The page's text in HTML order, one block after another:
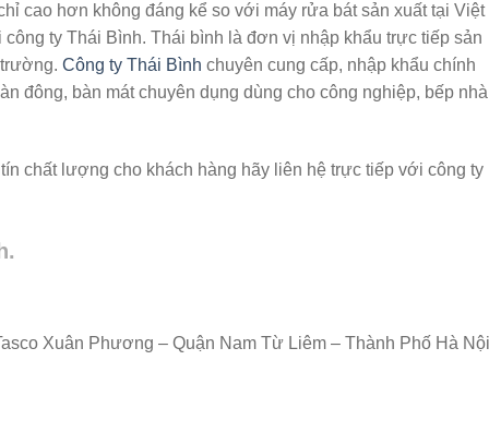
cao hơn không đáng kể so với máy rửa bát sản xuất tại Việt
ty Thái Bình. Thái bình là đơn vị nhập khẩu trực tiếp sản
Công ty Thái Bình chuyên cung cấp, nhập khẩu chính
đông, bàn mát chuyên dụng dùng cho công nghiệp, bếp nhà
chất lượng cho khách hàng hãy liên hệ trực tiếp với công ty
Xuân Phương – Quận Nam Từ Liêm – Thành Phố Hà